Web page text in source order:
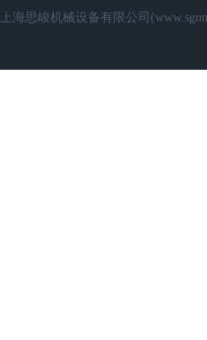
上海思峻机械设备有限公司